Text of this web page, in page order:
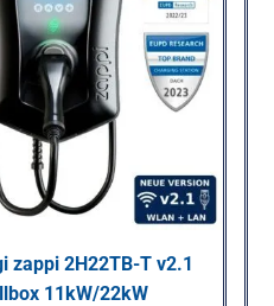
zappi 2H22TB-T v2.1
11kW/22kW